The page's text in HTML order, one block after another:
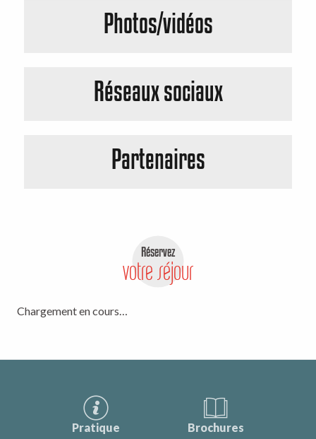
Photos/vidéos
Réseaux sociaux
Partenaires
Réservez
votre séjour
Chargement en cours…
Pratique Brochures